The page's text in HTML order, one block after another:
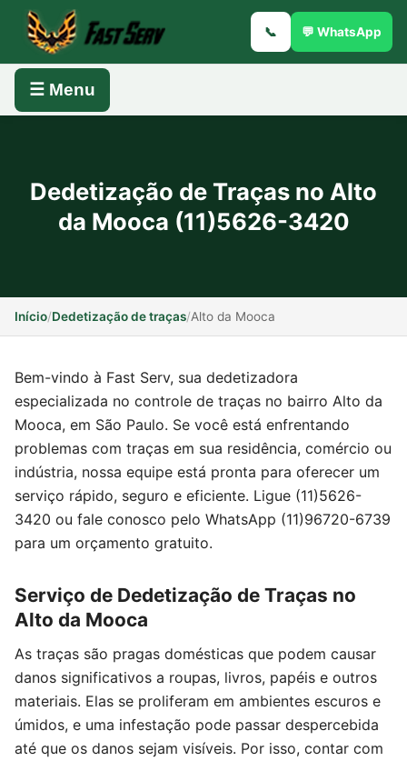
📞 💬 WhatsApp
☰ Menu
Dedetização de Traças no Alto
da Mooca (11)5626-3420
Início/Dedetização de traças/Alto da Mooca
Bem-vindo à Fast Serv, sua dedetizadora
especializada no controle de traças no bairro Alto da
Mooca, em São Paulo. Se você está enfrentando
problemas com traças em sua residência, comércio ou
indústria, nossa equipe está pronta para oferecer um
serviço rápido, seguro e eficiente. Ligue (11)5626-
3420 ou fale conosco pelo WhatsApp (11)96720-6739
para um orçamento gratuito.
Serviço de Dedetização de Traças no
Alto da Mooca
As traças são pragas domésticas que podem causar
danos significativos a roupas, livros, papéis e outros
materiais. Elas se proliferam em ambientes escuros e
úmidos, e uma infestação pode passar despercebida
até que os danos sejam visíveis. Por isso, contar com